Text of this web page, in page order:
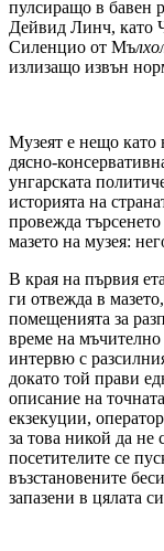
пулсиращо в бавен
Дейвид Линч, като
Силенцио от Мъ
излизащо извън
Музеят е нещо като
дясно-
унгарската
историята на
провежда
мазето на музея:
В края на първия
ги отвежда в
помещенията за
време на
интервю с
докато той прави
описание на
екзекуции,
за това никой да не
посетителите се
възстановените
запазени в цялата